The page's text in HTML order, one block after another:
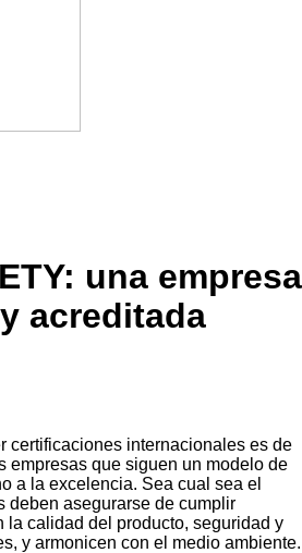
una empresa
acreditada
certificaciones internacionales es de
empresas que siguen un modelo de
a la excelencia. Sea cual sea el
deben asegurarse de cumplir
la calidad del producto, seguridad y
y armonicen con el medio ambiente.